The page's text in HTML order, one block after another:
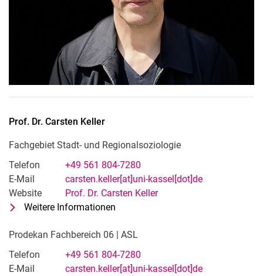
Prof. Dr. Carsten Keller
Fachgebiet Stadt- und Regionalsoziologie
Telefon
+49 561 804-7280
E-Mail
carsten.keller[at]uni-kassel[dot]de
Website
Prof. Dr. Carsten Keller
Weitere Informationen
Prodekan Fachbereich 06 | ASL
Telefon
+49 561 804-7280
E-Mail
carsten.keller[at]uni-kassel[dot]de